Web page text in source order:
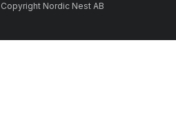
Nordic Nest AB